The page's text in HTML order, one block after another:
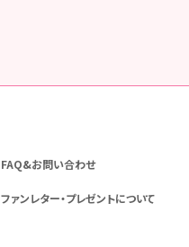
FAQ&お問い合わせ
ファンレター・プレゼントについて